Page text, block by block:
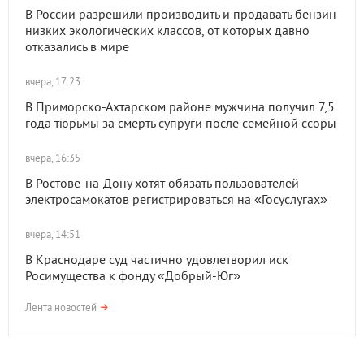
В России разрешили производить и продавать бензин
низких экологических классов, от которых давно
отказались в мире
вчера, 17:23
В Приморско-Ахтарском районе мужчина получил 7,5
года тюрьмы за смерть супруги после семейной ссоры
вчера, 16:35
В Ростове-на-Дону хотят обязать пользователей
электросамокатов регистрироваться на «Госуслугах»
вчера, 14:51
В Краснодаре суд частично удовлетворил иск
Росимущества к фонду «Добрый-Юг»
Лента новостей